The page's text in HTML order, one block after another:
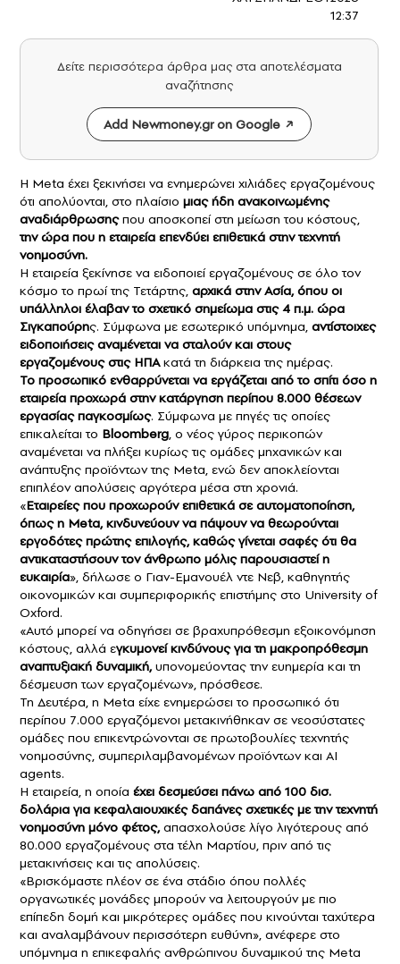
12:37
Δείτε περισσότερα άρθρα μας στα αποτελέσματα
αναζήτησης
Add Newmoney.gr on Google
Η Meta έχει ξεκινήσει να ενημερώνει χιλιάδες εργαζομένους
ότι απολύονται, στο πλαίσιο μιας ήδη ανακοινωμένης
αναδιάρθρωσηςπου αποσκοπεί στη μείωση του κόστους,
την ώρα που η εταιρεία επενδύει επιθετικά στην τεχνητή
νοημοσύνη.
Η εταιρεία ξεκίνησε να ειδοποιεί εργαζομένους σε όλο τον
κόσμο το πρωί της Τετάρτης, αρχικά στην Ασία, όπου οι
υπάλληλοι έλαβαν το σχετικό σημείωμα στις 4 π.μ. ώρα
Σιγκαπούρης. Σύμφωνα με εσωτερικό υπόμνημα, αντίστοιχες
ειδοποιήσεις αναμένεται να σταλούν και στους
εργαζομένουςστις ΗΠΑκατά τη διάρκεια της ημέρας.
Το προσωπικό ενθαρρύνεται να εργάζεται από το σπίτι όσο η
εταιρεία προχωρά στην κατάργηση περίπου 8.000 θέσεων
εργασίας παγκοσμίως. Σύμφωνα με πηγές τις οποίες
επικαλείται το Bloomberg, ο νέος γύρος περικοπών
αναμένεται να πλήξει κυρίως τις ομάδες μηχανικών και
ανάπτυξης προϊόντων της Meta, ενώ δεν αποκλείονται
επιπλέον απολύσεις αργότερα μέσα στη χρονιά.
«Εταιρείες που προχωρούν επιθετικά σε αυτοματοποίηση,
όπως η Meta, κινδυνεύουν να πάψουν να θεωρούνται
εργοδότες πρώτης επιλογής, καθώς γίνεται σαφές ότι θα
αντικαταστήσουν τον άνθρωπο μόλις παρουσιαστεί η
ευκαιρία», δήλωσε ο Γιαν-Εμανουέλ ντε Νεβ, καθηγητής
οικονομικών και συμπεριφορικής επιστήμης στο University of
Oxford.
«Αυτό μπορεί να οδηγήσει σε βραχυπρόθεσμη εξοικονόμηση
κόστους, αλλά εγκυμονεί κινδύνους για τη μακροπρόθεσμη
αναπτυξιακή δυναμική,υπονομεύοντας την ευημερία και τη
δέσμευση των εργαζομένων», πρόσθεσε.
Τη Δευτέρα, η Meta είχε ενημερώσει το προσωπικό ότι
περίπου 7.000 εργαζόμενοι μετακινήθηκαν σε νεοσύστατες
ομάδες που επικεντρώνονται σε πρωτοβουλίες τεχνητής
νοημοσύνης, συμπεριλαμβανομένων προϊόντων και AI
agents.
Η εταιρεία, η οποία έχει δεσμεύσει πάνω από 100 δισ.
δολάρια για κεφαλαιουχικές δαπάνες σχετικές με τηντεχνητή
νοημοσύνη μόνο φέτος,απασχολούσε λίγο λιγότερους από
80.000 εργαζομένους στα τέλη Μαρτίου, πριν από τις
μετακινήσεις και τις απολύσεις.
«Βρισκόμαστε πλέον σε ένα στάδιο όπου πολλές
οργανωτικές μονάδες μπορούν να λειτουργούν με πιο
επίπεδη δομή και μικρότερες ομάδες που κινούνται ταχύτερα
και αναλαμβάνουν περισσότερη ευθύνη», ανέφερε στο
υπόμνημα η επικεφαλής ανθρώπινου δυναμικού της Meta